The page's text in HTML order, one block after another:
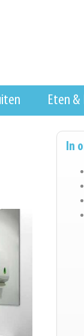
Eten &
In